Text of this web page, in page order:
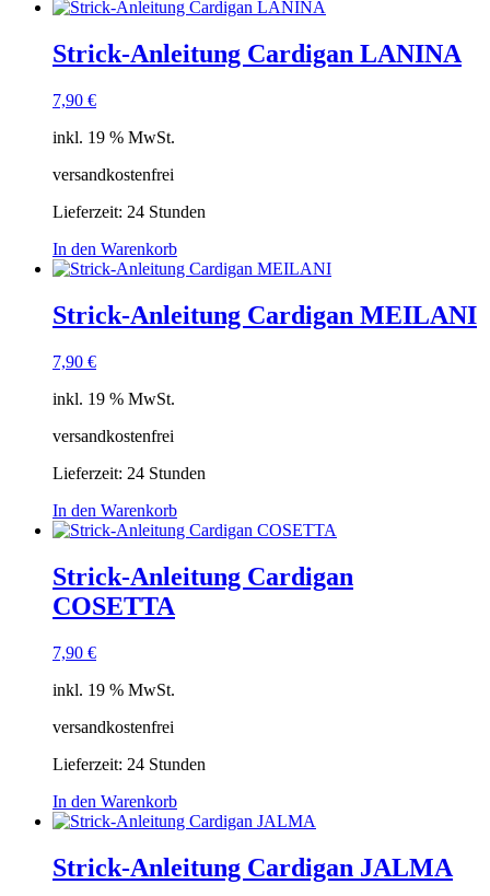
Strick-Anleitung Cardigan LANINA
7,90 €
inkl. 19 % MwSt.
versandkostenfrei
Lieferzeit: 24 Stunden
In den Warenkorb
Strick-Anleitung Cardigan MEILANI
7,90 €
inkl. 19 % MwSt.
versandkostenfrei
Lieferzeit: 24 Stunden
In den Warenkorb
Strick-Anleitung Cardigan
COSETTA
7,90 €
inkl. 19 % MwSt.
versandkostenfrei
Lieferzeit: 24 Stunden
In den Warenkorb
Strick-Anleitung Cardigan JALMA